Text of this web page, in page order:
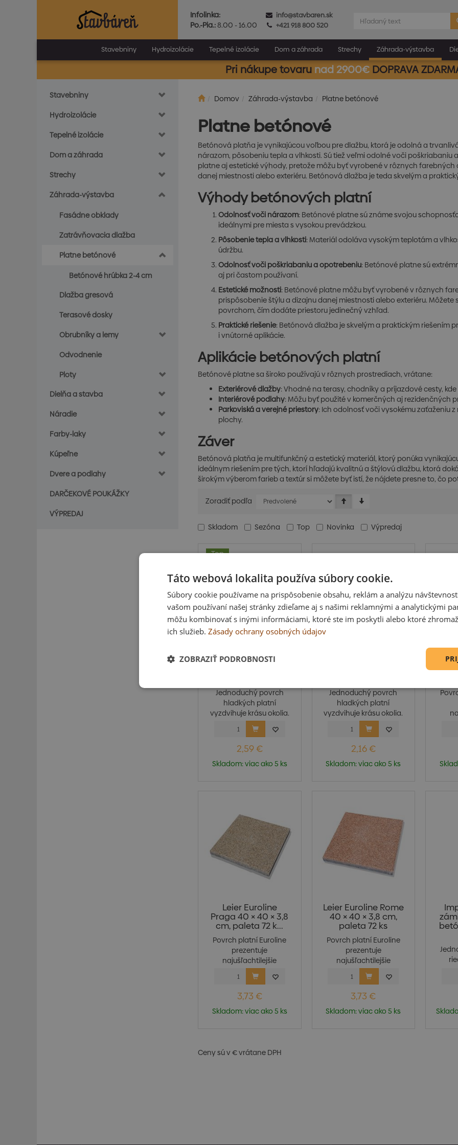
Pri nákupe tovaru nad 2900€DOPRAVA
Infolinka:
Po.-Pia.:8.00 - 16.00
info@stavbaren.sk
+421 918 800 520
Stavebniny Hydroizolácie Tepelné izolácie Dom a záhrada Strechy Záhrada-výstavba
Stavebniny
Hydroizolácie
Tepelné izolácie
Dom a záhrada
Strechy
Záhrada-výstavba
Fasádne obklady
Zatrávňovacia dlažba
Platne betónové
Betónové hrúbka 2-4 cm
Dlažba gresová
Terasové dosky
Obrubníky a lemy
Odvodnenie
Ploty
Dielňa a stavba
Náradie
Farby-laky
Kúpeľne
Dvere a podlahy
DARČEKOVÉ POUKÁŽKY
VÝPREDAJ
Domov Záhrada-výstavba Platne betónové
Platne betónové
Betónová platňa je vynikajúcou voľbou pre dlažbu, ktorá je odolná a
nárazom, pôsobeniu tepla a vlhkosti. Sú tiež veľmi odolné voči
platne aj estetické výhody, pretože môžu byť vyrobené v rôznych
danej miestnosti alebo exteriéru. Betónová dlažba je teda skvelým a
Výhody betónových platní
Odolnosť voči nárazom: Betónové platne sú známe svojou
ideálnymi pre miesta s vysokou prevádzkou.
Pôsobenie tepla a vlhkosti: Materiál odoláva vysokým teplotám a
údržbu.
Odolnosť voči poškriabaniu a opotrebeniu: Betónové platne sú
aj pri častom používaní.
Estetické možnosti: Betónové platne môžu byť vyrobené v rôznych
prispôsobenie štýlu a dizajnu danej miestnosti alebo exteriéru.
povrchom, čím dodáte priestoru jedinečný vzhľad.
Praktické riešenie: Betónová dlažba je skvelým a praktickým riešením
i vnútorné aplikácie.
Aplikácie betónových platní
Betónové platne sa široko používajú v rôznych prostrediach, vrátane:
Exteriérové dlažby: Vhodné na terasy, chodníky a príjazdové cesty,
Interiérové podlahy: Môžu byť použité v komerčných aj rezidenčných
Parkoviská a verejné priestory: Ich odolnosť voči vysokému zaťaženiu
plochy.
Záver
Betónová platňa je multifunkčný a estetický materiál, ktorý ponúka
ideálnym riešením pre tých, ktorí hľadajú kvalitnú a štýlovú dlažbu, ktorá
širokým výberom farieb a textúr si môžete byť istí, že nájdete presne to, čo
Zoradiť podľa
Skladom Sezóna Top Novinka Výpredaj
Top
Dlažba dunajský
Jednoduchý povrch
hladkých platní
vyzdvihuje krásu okolia.
S...
2,59 €
Skladom: viac ako 5 ks
Jednoduchý povrch
hladkých platní
vyzdvihuje krásu okolia.
S...
2,16 €
Skladom: viac ako 5 ks
40
Leier Euroline
Praga 40 × 40 × 3,8
cm, paleta 72 k...
Povrch platní Euroline
prezentuje
najušľachtilejšie
kamenivo...
3,73 €
Skladom: viac ako 5 ks
Leier Euroline Rome
40 × 40 × 3,8 cm,
paleta 72 ks
Povrch platní Euroline
prezentuje
najušľachtilejšie
kamenivo...
3,73 €
Skladom: viac ako 5 ks
Ceny sú v € vrátane DPH
Táto webová lokalita používa súbory cookie.
Súbory cookie používame na prispôsobenie obsahu, reklám a analýzu
vašom používaní našej stránky zdieľame aj s našimi reklamnými a analytickými
môžu kombinovať s inými informáciami, ktoré ste im poskytli alebo ktoré
ich služieb. Zásady ochrany osobných údajov
ZOBRAZIŤ PODROBNOSTI